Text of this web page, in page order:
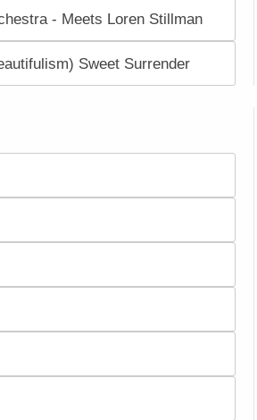
- Meets Loren Stillman
Sweet Surrender